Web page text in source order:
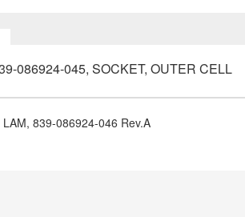
086924-045, SOCKET, OUTER CELL
LAM, 839-086924-046 Rev.A